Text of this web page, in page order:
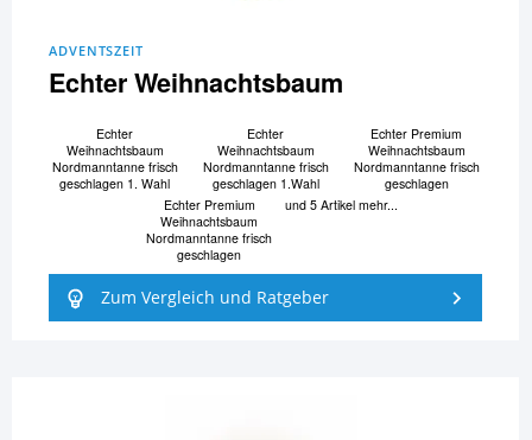
ADVENTSZEIT
Echter Weihnachtsbaum
Echter
Weihnachtsbaum
Nordmanntanne frisch
geschlagen 1. Wahl
Echter
Weihnachtsbaum
Nordmanntanne frisch
geschlagen 1.Wahl
Echter Premium
Weihnachtsbaum
Nordmanntanne frisch
geschlagen
Echter Premium
Weihnachtsbaum
Nordmanntanne frisch
geschlagen
und 5 Artikel mehr...
Zum Vergleich und Ratgeber